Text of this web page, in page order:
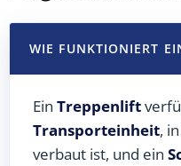
WIE FUNKTIONIERT
Ein Treppenlift
Transporteinheit,
verbaut ist, und ein